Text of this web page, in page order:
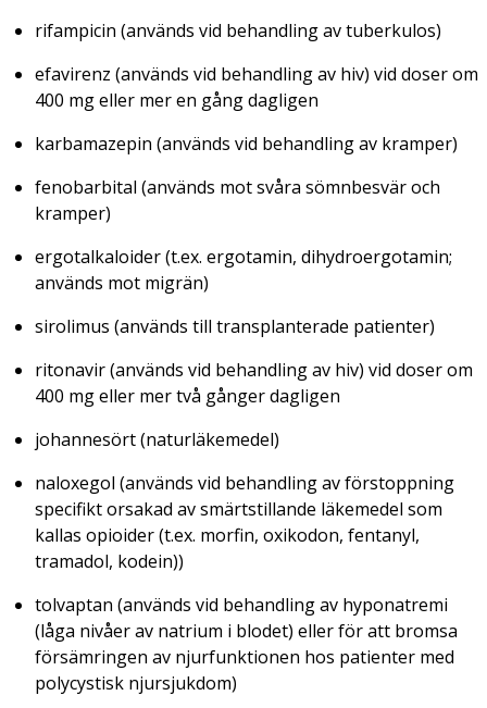
rifampicin (används vid behandling av tuberkulos)
efavirenz (används vid behandling av hiv) vid doser om
400 mg eller mer en gång dagligen
karbamazepin (används vid behandling av kramper)
fenobarbital (används mot svåra sömnbesvär och
kramper)
ergotalkaloider (t.ex. ergotamin, dihydroergotamin;
används mot migrän)
sirolimus (används till transplanterade patienter)
ritonavir (används vid behandling av hiv) vid doser om
400 mg eller mer två gånger dagligen
johannesört (naturläkemedel)
naloxegol (används vid behandling av förstoppning
specifikt orsakad av smärtstillande läkemedel som
kallas opioider (t.ex. morfin, oxikodon, fentanyl,
tramadol, kodein))
tolvaptan (används vid behandling av hyponatremi
(låga nivåer av natrium i blodet) eller för att bromsa
försämringen av njurfunktionen hos patienter med
polycystisk njursjukdom)